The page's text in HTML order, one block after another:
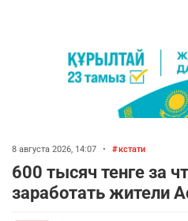
8 августа 2026, 14:07 • кстати
600 тысяч тенге за
заработать жители